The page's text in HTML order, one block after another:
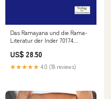
Das Ramayana und die Rama-
Literatur der Inder 70174
US$ 28.50
★★★★★ 4.0 (18 reviews)